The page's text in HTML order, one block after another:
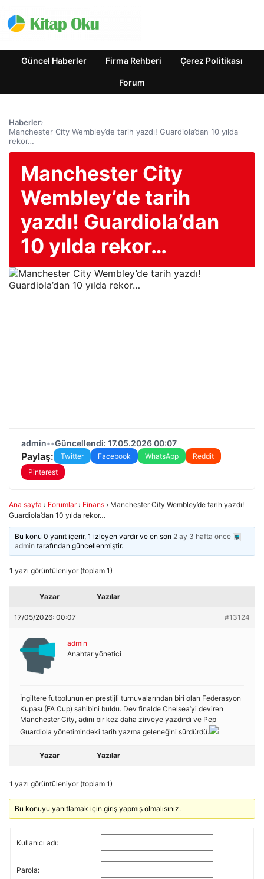
Güncel Haberler Firma Rehberi Çerez Politikası
Forum
Haberler›
Manchester City Wembley’de tarih yazdı! Guardiola’dan 10 yılda
rekor…
Manchester City
Wembley’de tarih
yazdı! Guardiola’dan
10 yılda rekor…
admin••Güncellendi: 17.05.2026 00:07
Paylaş: Twitter Facebook WhatsApp
Reddit
Pinterest
Ana sayfa › Forumlar › Finans › Manchester City Wembley’de tarih yazdı!
Guardiola’dan 10 yılda rekor…
Bu konu 0 yanıt içerir, 1 izleyen vardır ve en son 2 ay 3 hafta önce
admin tarafından güncellenmiştir.
1 yazı görüntüleniyor (toplam 1)
Yazar Yazılar
17/05/2026: 00:07 #13124
admin
Anahtar yönetici
İngiltere futbolunun en prestijli turnuvalarından biri olan Federasyon
Kupası (FA Cup) sahibini buldu. Dev finalde Chelsea’yi deviren
Manchester City, adını bir kez daha zirveye yazdırdı ve Pep
Guardiola yönetimindeki tarih yazma geleneğini sürdürdü.
Yazar Yazılar
1 yazı görüntüleniyor (toplam 1)
Bu konuyu yanıtlamak için giriş yapmış olmalısınız.
Kullanıcı adı:
Parola: